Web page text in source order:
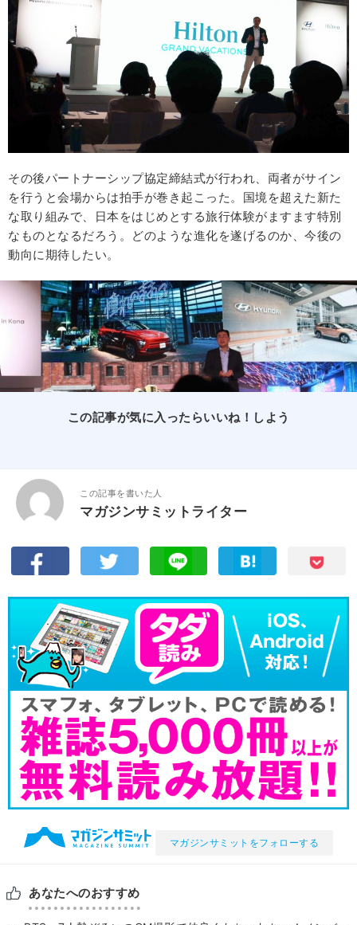
その後パートナーシップ協定締結式が行われ、両者がサイン
を行うと会場からは拍手が巻き起こった。国境を超えた新た
な取り組みで、日本をはじめとする旅行体験がますます特別
なものとなるだろう。どのような進化を遂げるのか、今後の
動向に期待したい。
この記事が気に入ったらいいね！しよう
この記事を書いた人
マガジンサミットライター
マガジンサミットをフォローする
あなたへのおすすめ